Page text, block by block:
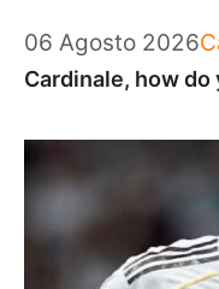
06 Agosto 2026
Cardinale, how do